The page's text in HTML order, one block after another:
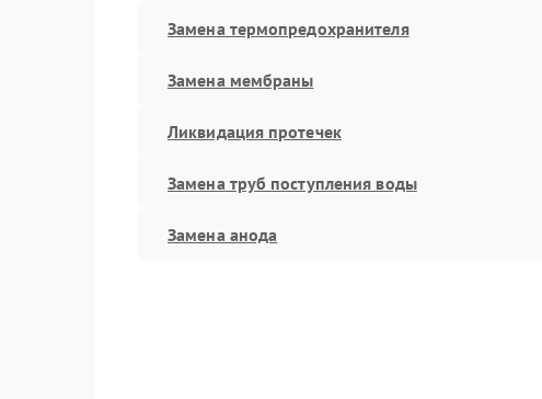
Замена термопредохранителя
Замена мембраны
Ликвидация протечек
Замена труб поступления воды
Замена анода